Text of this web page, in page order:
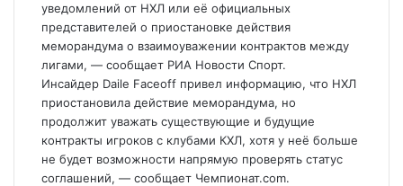
уведомлений от НХЛ или её официальных
представителей о приостановке действия
меморандума о взаимоуважении контрактов между
лигами, — сообщает РИА Новости Спорт.
Инсайдер Daile Faceoff привел информацию, что НХЛ
приостановила действие меморандума, но
продолжит уважать существующие и будущие
контракты игроков с клубами КХЛ, хотя у неё больше
не будет возможности напрямую проверять статус
соглашений, — сообщает Чемпионат.сom.